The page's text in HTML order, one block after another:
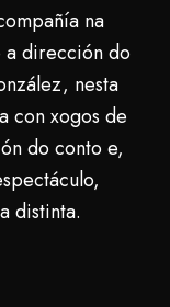
na
a dirección do
nesta
con xogos de
do conto e,
distinta.